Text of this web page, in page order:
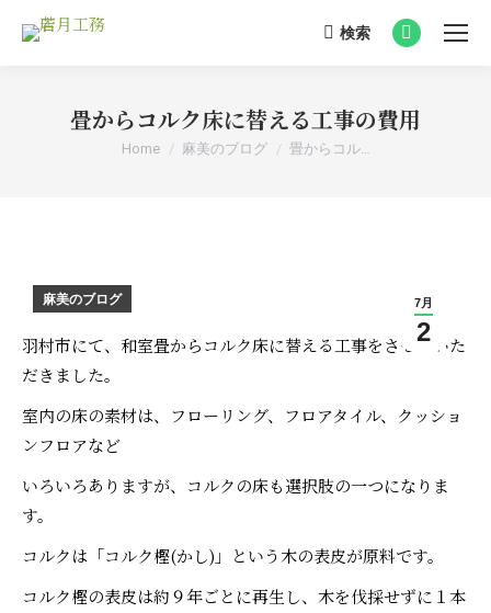
Search:
検索
Facebook
in
畳からコルク床に替える工事の費用
You are here:
Home 麻美のブログ 畳からコル…
7月
2
麻美のブログ
羽村市にて、和室畳からコルク床に替える工事をさせていた
だきました。
室内の床の素材は、フローリング、フロアタイル、クッショ
ンフロアなど
いろいろありますが、コルクの床も選択肢の一つになりま
す。
コルクは「コルク樫(かし)」という木の表皮が原料です。
コルク樫の表皮は約９年ごとに再生し、木を伐採せずに１本